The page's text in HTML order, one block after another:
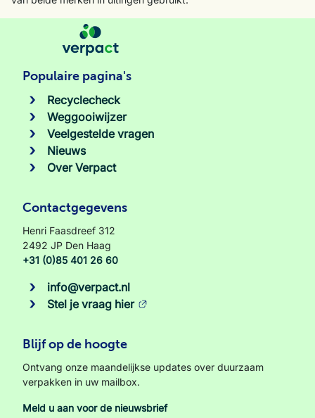
Populaire pagina's
Recyclecheck
Weggooiwijzer
Veelgestelde vragen
Nieuws
Over Verpact
Contactgegevens
Henri Faasdreef 312
2492 JP Den Haag
+31 (0)85 401 26 60
info@verpact.nl
Stel je vraag hier
Blijf op de hoogte
Ontvang onze maandelijkse updates over duurzaam
verpakken in uw mailbox.
Meld u aan voor de nieuwsbrief